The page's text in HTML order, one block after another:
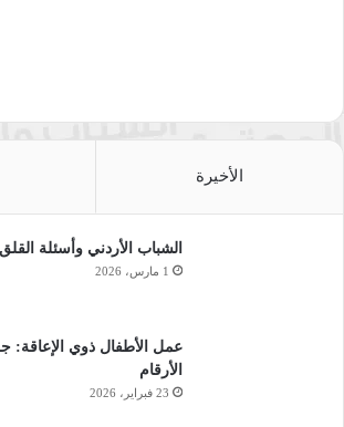
الأخيرة
الشباب الأردني وأسئلة القلق
1 مارس، 2026
عمل الأطفال ذوي الإعاقة:
الأرقام
23 فبراير، 2026